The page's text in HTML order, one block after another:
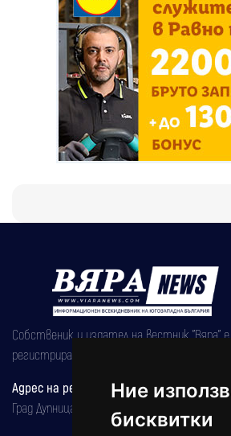
Ние
бисквитки
Собственик и издател на вестник "Вяра"
регистрирана на 08.05.2002 година.
Адрес на редакцията
Град Дупница, ул.''Христо Ботев" 43